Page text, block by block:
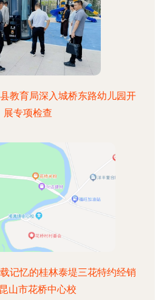
教育局深入城桥东路幼儿园开
展专项检查
记忆的桂林泰堤三花特约经销
山市花桥中心校